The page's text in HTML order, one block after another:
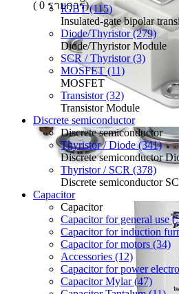
( 0 รายการ)
IGBT (115)
Insulated-gate bipolar
Diode/Thyristor (279)
Diode/Thyristor Module
SCR / Thyristor (3)
MOSFET (11)
MOSFET
Transistor (32)
Transistor Module
Discrete semiconductor
Discrete semiconductor
Thyristor / Diode (341)
Discrete semiconductor
Thyristor / SCR (378)
Discrete semiconductor
Capacitor
Capacitor
Capacitor for general use
Capacitor for induction
Capacitor for motors (34)
Accessories (12)
Capacitor for power
Capacitor Mylar (47)